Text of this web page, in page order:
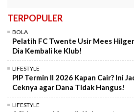
TERPOPULER
BOLA
Pelatih FC Twente Usir Mees
Dia Kembali ke Klub!
LIFESTYLE
PIP Termin II 2026 Kapan Cair? Ini
Ceknya agar Dana Tidak Hangus!
LIFESTYLE